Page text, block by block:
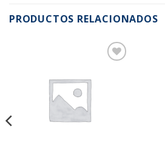
PRODUCTOS RELACIONADOS